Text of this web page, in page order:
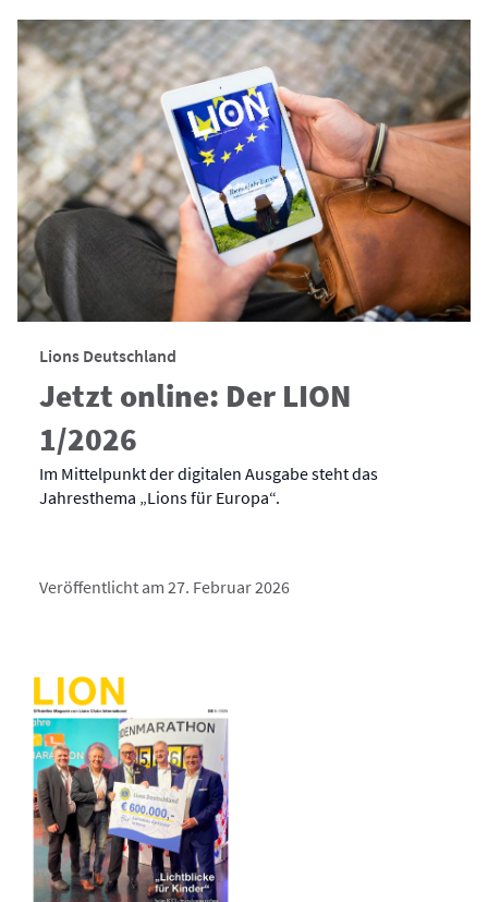
Lions Deutschland
Jetzt online: Der LION
1/2026
Im Mittelpunkt der digitalen Ausgabe steht das
Jahresthema „Lions für Europa“.
Veröffentlicht am 27. Februar 2026